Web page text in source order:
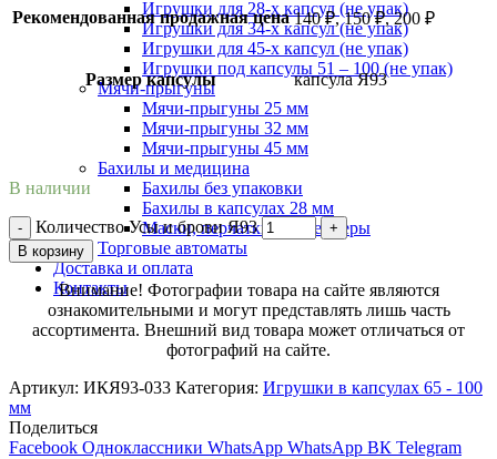
Игрушки для 28-х капсул (не упак)
Игрушки для 34-х капсул (не упак)
Игрушки для 45-х капсул (не упак)
Игрушки под капсулы 51 – 100 (не упак)
Мячи-прыгуны
Мячи-прыгуны 25 мм
Мячи-прыгуны 32 мм
Мячи-прыгуны 45 мм
Бахилы и медицина
Бахилы без упаковки
Бахилы в капсулах 28 мм
Маски, перчатки, контейнеры
Торговые автоматы
Доставка и оплата
Контакты
Рекомендованная продажная цена 140 ₽, 150 ₽, 200 ₽
Размер капсулы капсула Я93
В наличии
Количество Усы и брови Я93
В корзину
Внимание! Фотографии товара на сайте являются
ознакомительными и могут представлять лишь часть
ассортимента. Внешний вид товара может отличаться от
фотографий на сайте.
Артикул: ИКЯ93-033 Категория: Игрушки в капсулах 65 - 100
мм
Поделиться
Facebook Одноклассники WhatsApp WhatsApp ВК Telegram